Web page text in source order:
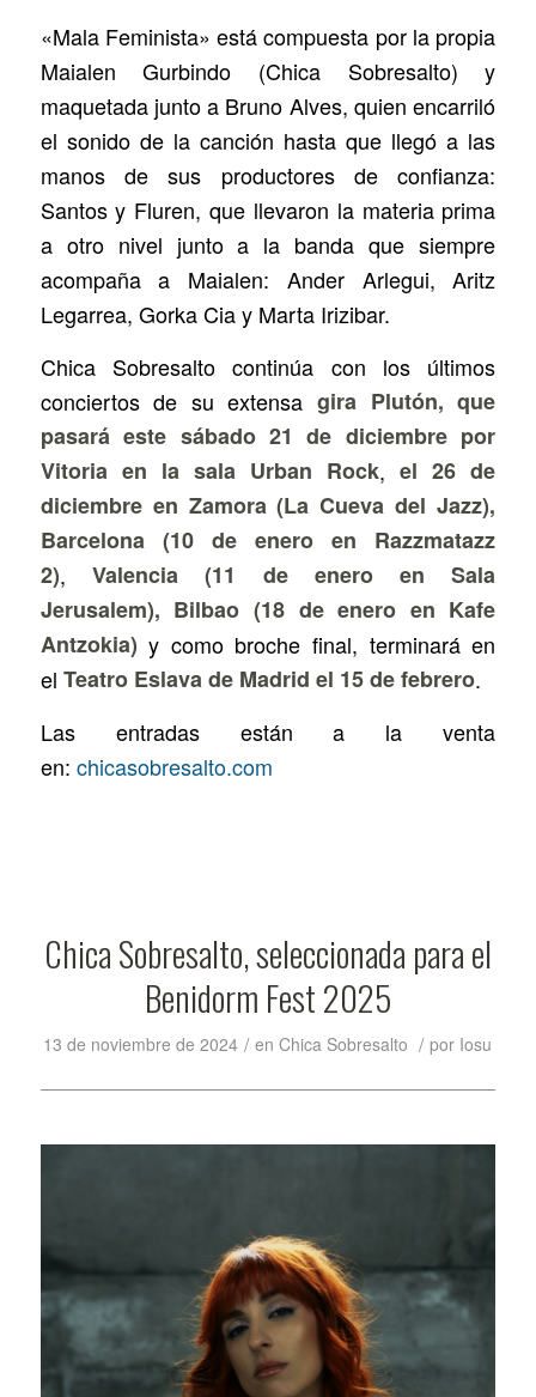
«Mala Feminista» está compuesta por la propia
Maialen Gurbindo (Chica Sobresalto) y
maquetada junto a Bruno Alves, quien encarriló
el sonido de la canción hasta que llegó a las
manos de sus productores de confianza:
Santos y Fluren, que llevaron la materia prima
a otro nivel junto a la banda que siempre
acompaña a Maialen: Ander Arlegui, Aritz
Legarrea, Gorka Cia y Marta Irizibar.
Chica Sobresalto continúa con los últimos
conciertos de su extensagira Plutón, que
pasará este sábado 21 de diciembre por
Vitoria en la sala Urban Rock,el 26 de
diciembre en Zamora (La Cueva del Jazz),
Barcelona (10 de enero en Razzmatazz
2), Valencia (11 de enero en Sala
Jerusalem), Bilbao (18 de enero en Kafe
Antzokia) y como broche final, terminará en
el Teatro Eslava de Madrid el 15 de febrero.
Las entradas están a la venta
en: chicasobresalto.com
Chica Sobresalto, seleccionada para el
Benidorm Fest 2025
13 de noviembre de 2024 / enChica Sobresalto / por Iosu